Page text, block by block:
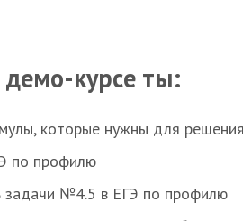
курсе ты:
которые нужны для
по профилю
задачи №4.5 в ЕГЭ по профилю